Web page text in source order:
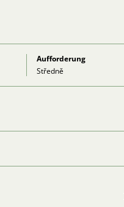
Aufforderung
Středně